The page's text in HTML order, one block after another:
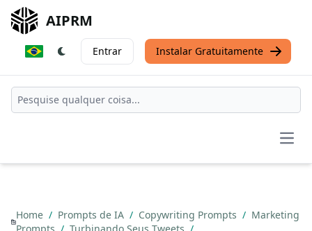
AIPRM
Entrar Instalar Gratuitamente
Home / Prompts de IA / Copywriting Prompts / Marketing